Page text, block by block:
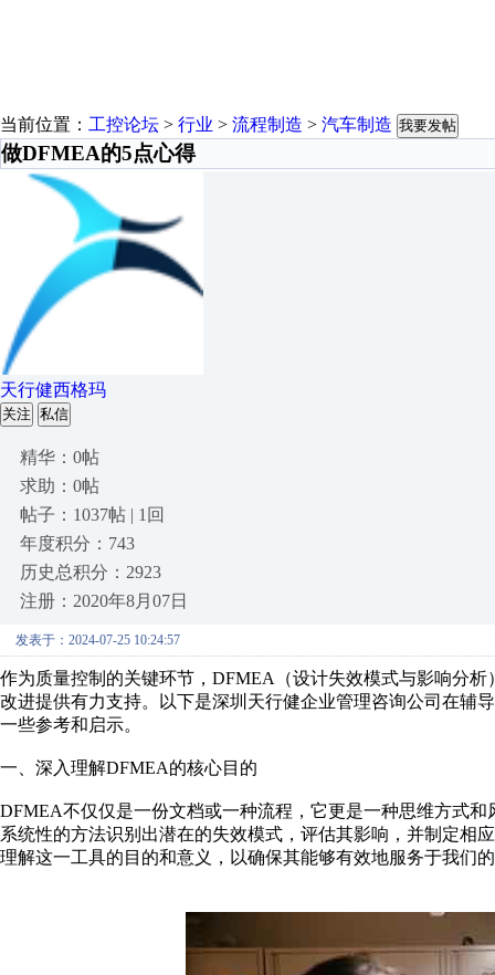
当前位置： 工控论坛 > 行业 > 流程制造 > 汽车制造 我要发帖
做DFMEA的5点心得
天行健西格玛
关注 私信
精华：0帖
求助：0帖
帖子：1037帖 | 1回
年度积分：743
历史总积分：2923
注册：2020年8月07日
发表于：2024-07-25 10:24:57
作为质量控制的关键环节，DFMEA（设计失效模式与影响分
改进提供有力支持。以下是深圳天行健企业管理咨询公司在辅
一些参考和启示。
一、深入理解DFMEA的核心目的
DFMEA不仅仅是一份文档或一种流程，它更是一种思维方式
系统性的方法识别出潜在的失效模式，评估其影响，并制定相
理解这一工具的目的和意义，以确保其能够有效地服务于我们